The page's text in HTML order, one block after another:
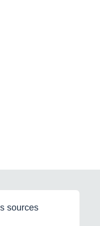
sources